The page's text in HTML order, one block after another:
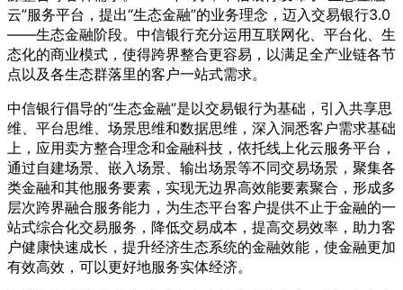
云”服务平台，提出“生态金融”的业务理念，迈入交易银行3.0
——生态金融阶段。中信银行充分运用互联网化、平台化、生
态化的商业模式，使得跨界整合更容易，以满足全产业链各节
点以及各生态群落里的客户一站式需求。
中信银行倡导的“生态金融”是以交易银行为基础，引入共享思
维、平台思维、场景思维和数据思维，深入洞悉客户需求基础
上，应用卖方整合理念和金融科技，依托线上化云服务平台，
通过自建场景、嵌入场景、输出场景等不同交易场景，聚集各
类金融和其他服务要素，实现无边界高效能要素聚合，形成多
层次跨界融合服务能力，为生态平台客户提供不止于金融的一
站式综合化交易服务，降低交易成本，提高交易效率，助力客
户健康快速成长，提升经济生态系统的金融效能，使金融更加
有效高效，可以更好地服务实体经济。